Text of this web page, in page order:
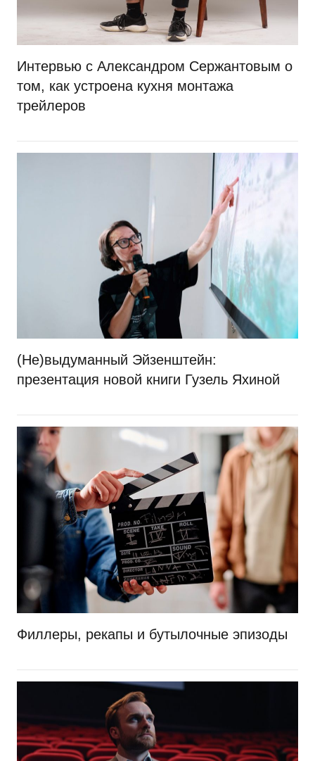
Интервью с Александром Сержантовым о
том, как устроена кухня монтажа
трейлеров
(Не)выдуманный Эйзенштейн:
презентация новой книги Гузель Яхиной
Филлеры, рекапы и бутылочные эпизоды